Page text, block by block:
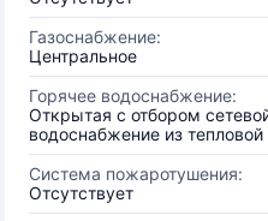
Газоснабжение:
Центральное
Горячее водоснабжение:
Открытая с отбором
водоснабжение из тепловой
Система пожаротушения:
Отсутствует